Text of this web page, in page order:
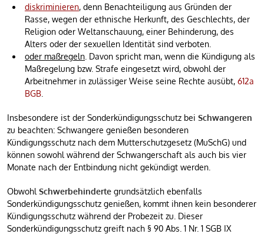
diskriminieren, denn Benachteiligung aus Gründen der
Rasse, wegen der ethnische Herkunft, des Geschlechts, der
Religion oder Weltanschauung, einer Behinderung, des
Alters oder der sexuellen Identität sind verboten.
oder maßregeln . Davon spricht man, wenn die Kündigung als
Maßregelung bzw. Strafe eingesetzt wird, obwohl der
Arbeitnehmer in zulässiger Weise seine Rechte ausübt, 612a
BGB
Insbesondere ist der Sonderkündigungsschutz bei Schwangeren
zu beachten: Schwangere genießen besonderen
Kündigungsschutz nach dem Mutterschutzgesetz (MuSchG) und
können sowohl während der Schwangerschaft als auch bis vier
Monate nach der Entbindung nicht gekündigt werden.
Obwohl Schwerbehinderte grundsätzlich ebenfalls
Sonderkündigungsschutz genießen, kommt ihnen kein besonderer
Kündigungsschutz während der Probezeit zu. Dieser
Sonderkündigungsschutz greift nach § 90 Abs. 1 Nr. 1 SGB IX